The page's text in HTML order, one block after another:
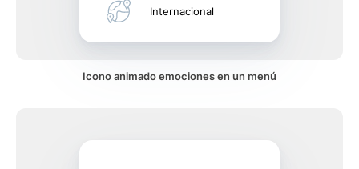
Internacional
Icono animado emociones en un menú